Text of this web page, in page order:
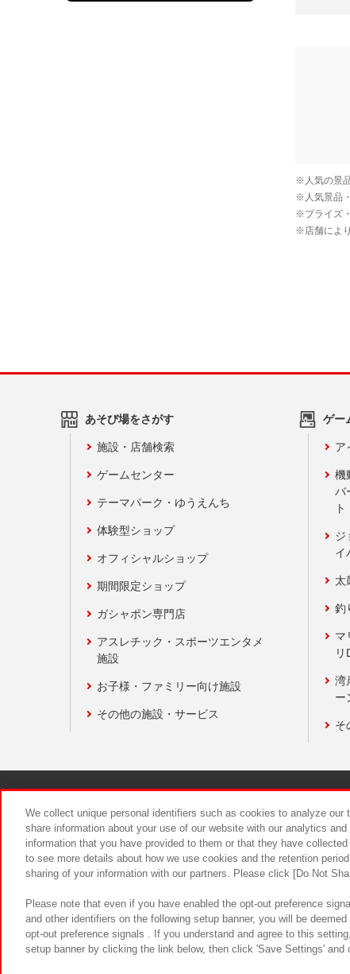
あそび場をさがす
施設・店舗検索
ゲームセンター
テーマパーク・ゆうえんち
体験型ショップ
オフィシャルショップ
期間限定ショップ
ガシャポン専門店
アスレチック・スポーツエンタメ
施設
お子様・ファミリー向け施設
その他の施設・サービス
ゲー
ア
機
バ
ト
ジ
イ
太
釣
マ
リ
湾
ー
そ
食品のご
We collect unique personal identifiers such as cookies to analyze
share information about your use of our website with our analytics
information that you have provided to them or that they have
to see more details about how we use cookies and the retention
sharing of your information with our partners. Please click [Do Not
Please note that even if you have enabled the opt-out preference
and other identifiers on the following setup banner, you will be
opt-out preference signals . If you understand and agree to this
setup banner by clicking the link below, then click 'Save Settings' and